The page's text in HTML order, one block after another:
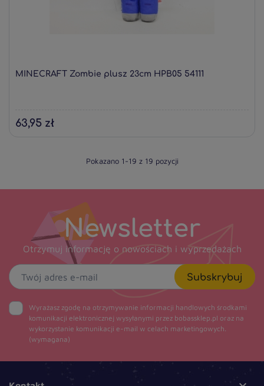
MINECRAFT Zombie plusz 23cm HPB05 54111
63,95 zł
Pokazano 1-19 z 19 pozycji
Newsletter
Otrzymuj informację o nowościach i wyprzedażach
Subskrybuj
Wyrażasz zgodę na otrzymywanie informacji handlowych środkami
komunikacji elektronicznej wysyłanymi przez bobassklep.pl oraz na
wykorzystanie komunikacji e-mail w celach marketingowych.
(wymagana)